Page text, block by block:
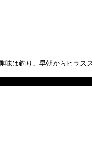
味は釣り。早朝からヒラ